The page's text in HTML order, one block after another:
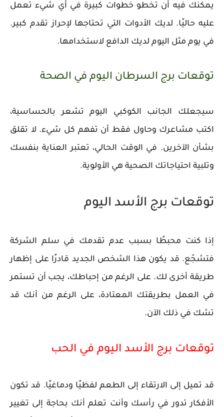
يمكنك فيه أن تخطو خطوات كبيرة في أي شيء تعمل
عليه حاليًا. لديك الأدوات التي تحتاجها لإحراز تقدم كبير.
في يوم مثل اليوم لديك الدافع لاستخدامها.
توقعات برج السرطان اليوم في الصحة
سيجعلك الجانب الكوكبي اليوم تشعر بالحساسية،
اكتب مشاعرك وحاول فقط أن تفهم كل شيء. لا تقلق
بشأن الآخرين. في الوقت الحالي، تعتبر العناية بنفسك
وتلبية احتياجاتك الصحية هي الأولوية.
توقعات برج الأسد اليوم
إذا كنت محبطًا بسبب عدم تقدمك في سلم الشركة
فتشجّع. قد يكون هذا الشخص الجديد قادرًا على إظهار
طريقة أخرى لك. على الرغم من إحباطك، يجب أن تستمر
في العمل بطريقتك المعتادة، على الرغم من أنك قد
تشك في ذلك الآن.
توقعات برج الأسد اليوم في الحب
قد تميل إلى الارتقاء إلى الطعم لفظيًا ودماغيًا. قد تكون
الأفكار تدور في رأسك وأنت تعلم أنك بحاجة إلى تغيير